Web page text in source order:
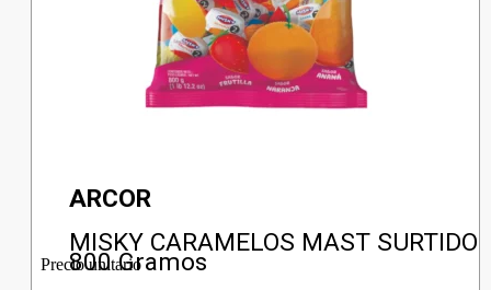
ARCOR
MISKY CARAMELOS MAST SURTIDO
800 Gramos
Precio unitario